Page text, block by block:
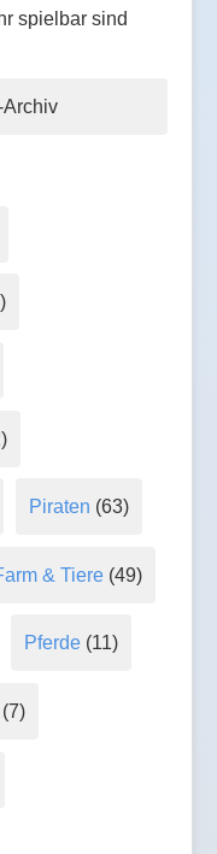
spielbar sind
Piraten (63)
& Tiere(49)
Pferde(11)
(7)